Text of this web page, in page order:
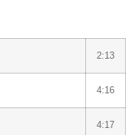
2:13
4:16
4:17